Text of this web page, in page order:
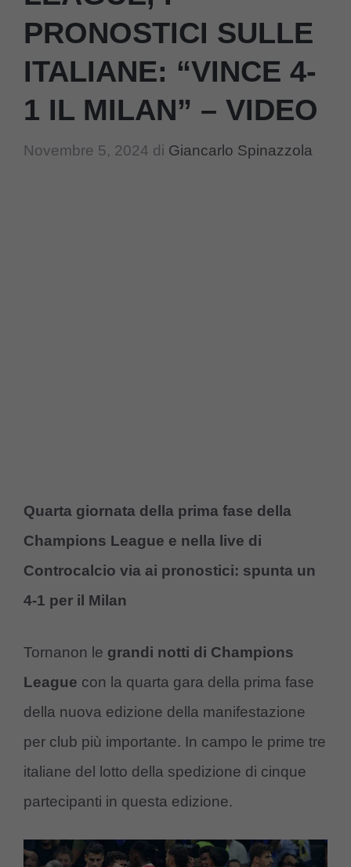
PRONOSTICI SULLE
ITALIANE: “VINCE 4-
1 IL MILAN” – VIDEO
Novembre 5, 2024 di Giancarlo Spinazzola
Quarta giornata della prima fase della
Champions League e nella live di
Controcalcio via ai pronostici: spunta un
4-1 per il Milan
Tornanon le grandi notti di Champions
League con la quarta gara della prima fase
della nuova edizione della manifestazione
per club più importante. In campo le prime tre
italiane del lotto della spedizione di cinque
partecipanti in questa edizione.